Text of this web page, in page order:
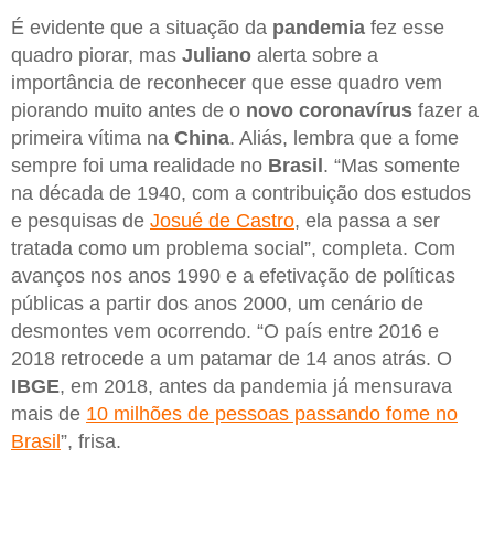
É evidente que a situação da pandemia fez esse
quadro piorar, mas Juliano alerta sobre a
importância de reconhecer que esse quadro vem
piorando muito antes de o novo coronavírus fazer a
primeira vítima na China. Aliás, lembra que a fome
sempre foi uma realidade no Brasil . “Mas somente
na década de 1940, com a contribuição dos estudos
e pesquisas de Josué de Castro, ela passa a ser
tratada como um problema social”, completa. Com
avanços nos anos 1990 e a efetivação de políticas
públicas a partir dos anos 2000, um cenário de
desmontes vem ocorrendo. “O país entre 2016 e
2018 retrocede a um patamar de 14 anos atrás. O
IBGE, em 2018, antes da pandemia já mensurava
mais de 10 milhões de pessoas passando fome no
Brasil ”, frisa.